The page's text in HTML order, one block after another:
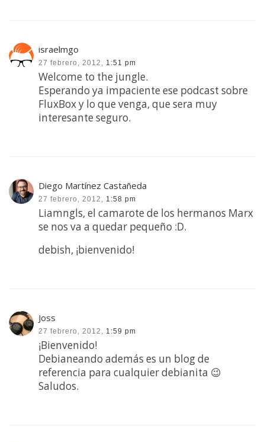
israelmgo
27 febrero, 2012, 1:51 pm
Welcome to the jungle.
Esperando ya impaciente ese podcast sobre
FluxBox y lo que venga, que sera muy
interesante seguro.
Diego Martínez Castañeda
27 febrero, 2012, 1:58 pm
Liamngls, el camarote de los hermanos Marx
se nos va a quedar pequeño :D.
debish, ¡bienvenido!
Joss
27 febrero, 2012, 1:59 pm
¡Bienvenido!
Debianeando además es un blog de
referencia para cualquier debianita 😉
Saludos.